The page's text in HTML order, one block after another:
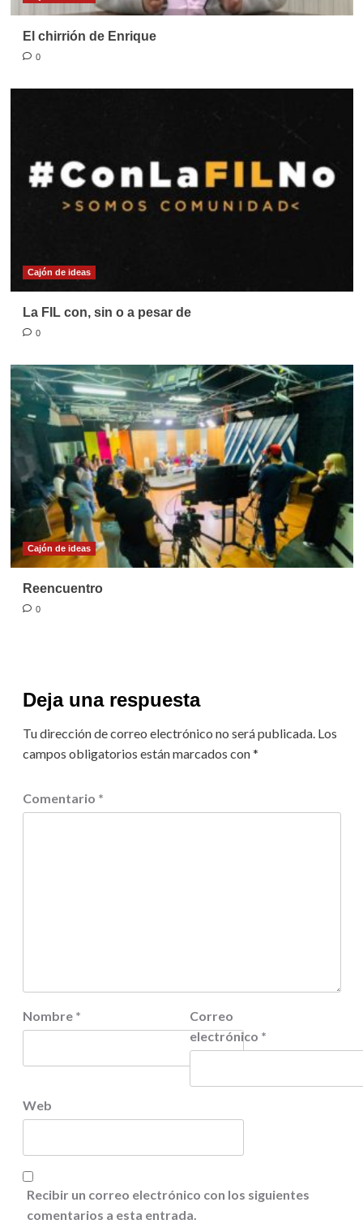
El chirrión de Enrique
0
Cajón de ideas
La FIL con, sin o a pesar de
0
Cajón de ideas
Reencuentro
0
Deja una respuesta
Tu dirección de correo electrónico no será publicada. Los
campos obligatorios están marcados con*
Comentario *
Nombre *
Correo
electrónico *
Web
Recibir un correo electrónico con los siguientes
comentarios a esta entrada.